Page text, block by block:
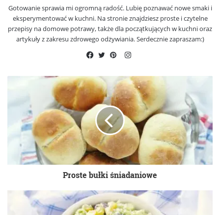
Gotowanie sprawia mi ogromną radość. Lubię poznawać nowe smaki i
eksperymentować w kuchni. Na stronie znajdziesz proste i czytelne
przepisy na domowe potrawy, także dla początkujących w kuchni oraz
artykuły z zakresu zdrowego odżywiania. Serdecznie zapraszam:)
Instagram
Proste bułki śniadaniowe